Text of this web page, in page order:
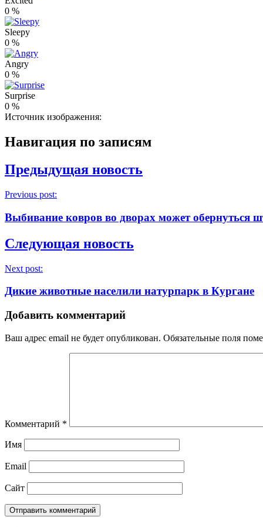
0 %
Sleepy
0 %
Angry
0 %
Surprise
0 %
Источник изображения:
Навигация по записям
Предыдущая новость
Previous post:
Выбивание ковров во дворах может обернуться
Следующая новость
Next post:
Дикие животные населили натурпарк в Кургане
Добавить комментарий
Ваш адрес email не будет опубликован. Обязательные поля
Комментарий *
Имя
Email
Сайт